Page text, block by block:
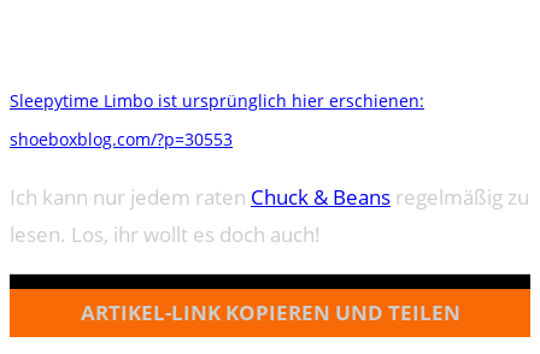
Sleepytime Limbo ist ursprünglich hier erschienen:
shoeboxblog.com/?p=30553
Ich kann nur jedem raten Chuck & Beans regelmäßig zu
lesen. Los, ihr wollt es doch auch!
ARTIKEL-LINK KOPIEREN UND TEILEN